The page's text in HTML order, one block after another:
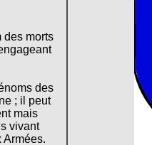
des morts
des
; il peut
mais
vivant
Armées.